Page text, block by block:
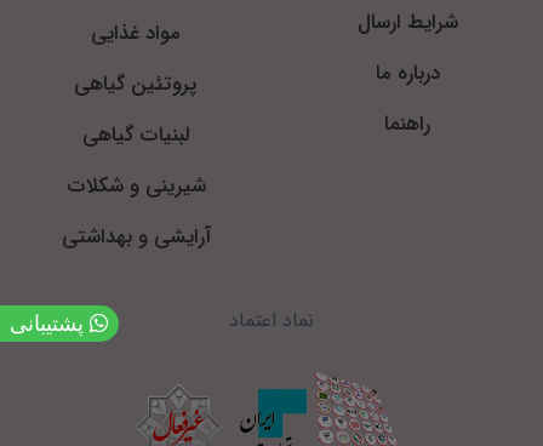
شرایط ارسال
درباره ما
راهنما
مواد غذایی
پروتئین گیاهی
لبنیات گیاهی
شیرینی و شکلات
آرایشی و بهداشتی
نماد اعتماد پشتیبانی